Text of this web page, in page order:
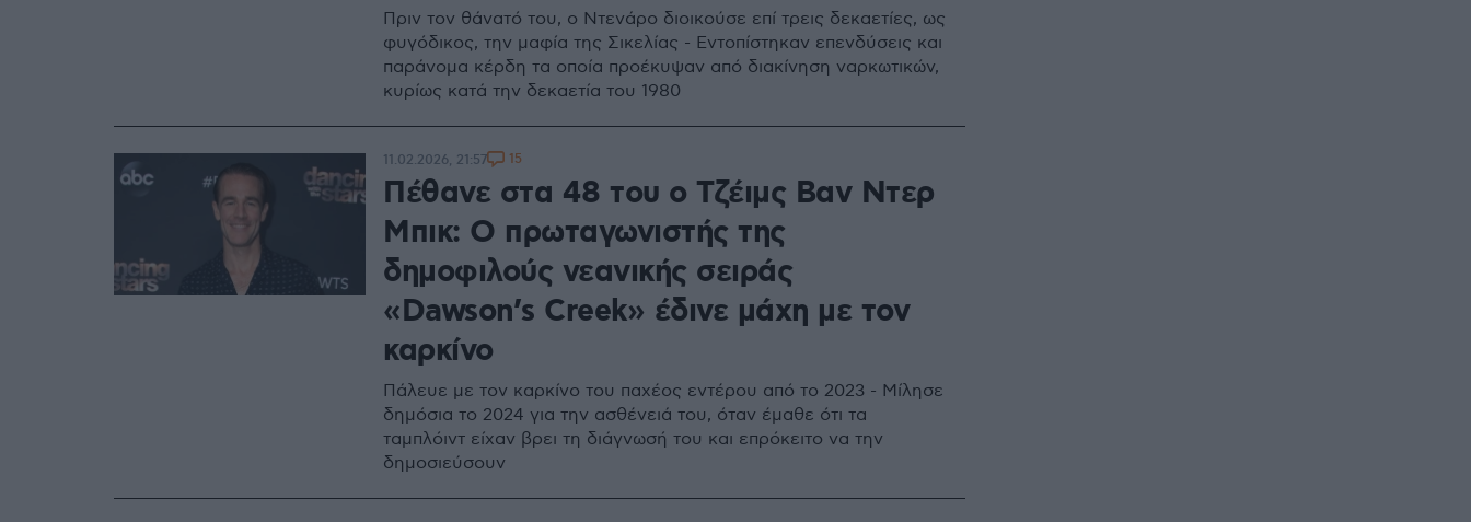
Πριν τον θάνατό του, ο Ντενάρο διοικούσε επί τρεις δεκαετίες, ως
φυγόδικος, την μαφία της Σικελίας - Εντοπίστηκαν επενδύσεις και
παράνομα κέρδη τα οποία προέκυψαν από διακίνηση ναρκωτικών,
κυρίως κατά την δεκαετία του 1980
Πέθανε στα 48 του ο Τζέιμς Βαν Ντερ
Μπικ: Ο πρωταγωνιστής της
δημοφιλούς νεανικής σειράς
«Dawson’s Creek» έδινε μάχη με τον
καρκίνο
Πάλευε με τον καρκίνο του παχέος εντέρου από το 2023 - Μίλησε
δημόσια το 2024 για την ασθένειά του, όταν έμαθε ότι τα
ταμπλόιντ είχαν βρει τη διάγνωσή του και επρόκειτο να την
δημοσιεύσουν
11.02.2026, 21:57 15